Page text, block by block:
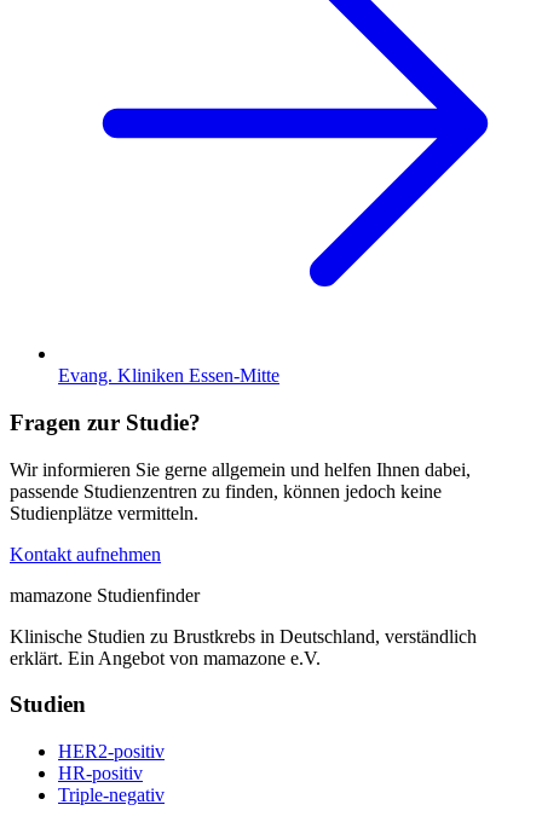
Evang. Kliniken Essen-Mitte
Fragen zur Studie?
Wir informieren Sie gerne allgemein und helfen Ihnen dabei,
passende Studienzentren zu finden, können jedoch keine
Studienplätze vermitteln.
Kontakt aufnehmen
mamazone Studienfinder
Klinische Studien zu Brustkrebs in Deutschland, verständlich
erklärt. Ein Angebot von mamazone e.V.
Studien
HER2-positiv
HR-positiv
Triple-negativ